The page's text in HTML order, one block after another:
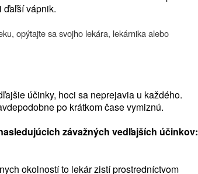
ďaľší vápnik.
opýtajte sa svojho lekára, lekárnika alebo
účinky, hoci sa neprejavia u každého.
po krátkom čase vymiznú.
závažných vedľajších účinkov:
okolností to lekár zistí prostredníctvom